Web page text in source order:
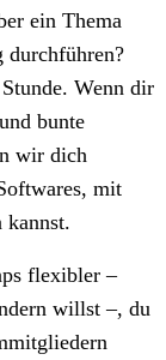
ein Thema
durchführen?
Wenn dir
bunte
wir dich
mit
kannst.
flexibler –
willst –, du